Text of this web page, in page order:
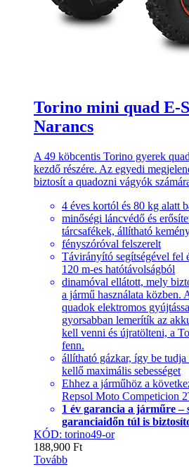
Torino mini quad E-
Narancs
A 49 köbcentis Torino gyerek
kezdő részére. Az egyedi
biztosít a quadozni vágyók
4 éves kortól és 80 kg alatt
minőségi láncvédő és
tárcsafékek, állítható
fényszóróval felszerelt
Távirányító segítségével fel
120 m-es hatótávolságból
dinamóval ellátott, mely
a jármű használata közben.
quadok elektromos
gyorsabban lemerítík az
kell venni és újratölteni, a
fenn.
állítható gázkar, így be
kellő maximális sebességet
Ehhez a járműhöz a
Repsol Moto Competicion
1 év garancia a járműre –
garanciaidőn túl is
KÓD: torino49-or
188,900 Ft
Tovább